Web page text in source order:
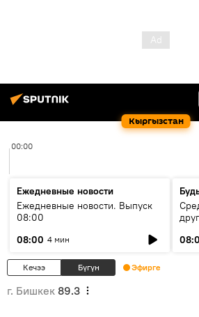
Кыргызстан
00:00
Ежедневные новости
Ежедневные новости. Выпуск
08:00
08:00 4 мин
Кечээ Бүгүн Эфирге
г. Бишкек 89.3